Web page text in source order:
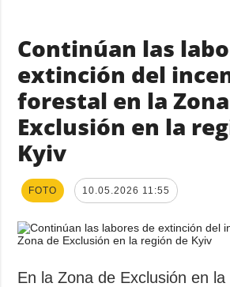
Continúan las
extinción del
forestal en la
Exclusión en la
Kyiv
FOTO 10.05.2026 11:55
En la Zona de Exclusión en la